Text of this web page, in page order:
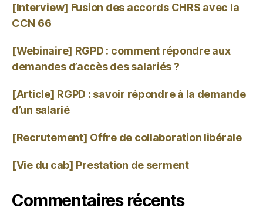
[Interview] Fusion des accords CHRS avec la
CCN 66
[Webinaire] RGPD : comment répondre aux
demandes d’accès des salariés ?
[Article] RGPD : savoir répondre à la demande
d’un salarié
[Recrutement] Offre de collaboration libérale
[Vie du cab] Prestation de serment
Commentaires récents